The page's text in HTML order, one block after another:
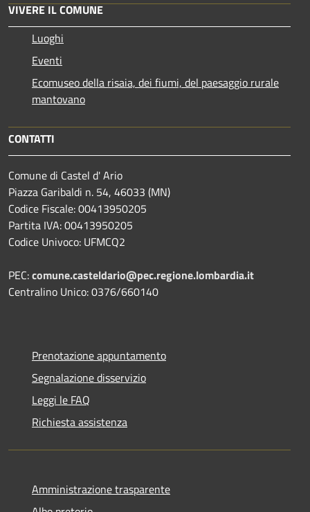
VIVERE IL COMUNE
Luoghi
Eventi
Ecomuseo della risaia, dei fiumi, del paesaggio rurale
mantovano
CONTATTI
Comune di Castel d' Ario
Piazza Garibaldi n. 54, 46033 (MN)
Codice Fiscale: 00413950205
Partita IVA: 00413950205
Codice Univoco: UFMCQ2
PEC:comune.casteldario@pec.regione.lombardia.it
Centralino Unico: 0376/660140
Prenotazione appuntamento
Segnalazione disservizio
Leggi le FAQ
Richiesta assistenza
Amministrazione trasparente